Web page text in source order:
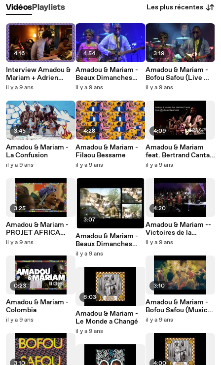
VidéosPlaylists Les plus récentes
4:16
Interview Amadou &
Mariam + Adrien
Durand - ‘La
il y a 9 ans
3:45
Amadou & Mariam -
La Confusion
il y a 9 ans
3:25
Amadou & Mariam -
PROJET AFRICA
MON AFRIQUE -
Centre Curial
il y a 9 ans
0:23
Amadou & Mariam -
Colombia
il y a 9 ans
4:54
Amadou & Mariam -
Beaux Dimanches
(Live @ La Cigale -
il y a 9 ans
4:28
Amadou & Mariam -
Filaou Bessame
il y a 9 ans
3:07
Amadou & Mariam -
Beaux Dimanches
[Dimanche à Bamako]
il y a 9 ans
6:03
Amadou & Mariam -
Le Monde a Changé
il y a 9 ans
3:19
Amadou & Mariam -
Bofou Safou (Live @
La Cigale -
il y a 9 ans
4:09
Amadou & Mariam
feat. Bertrand Cantat
-- Africa mon Afrique
Eurockéennes
il y a 9 ans
4:20
Amadou & Mariam --
Victoires de la
Musique (Behind The
il y a 9 ans
3:10
Amadou & Mariam -
Bofou Safou (Music
Video)
il y a 9 ans